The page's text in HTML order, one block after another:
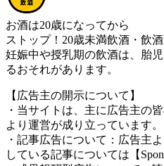
お酒は20歳になってから
ストップ！20歳未満飲酒・飲酒
妊娠中や授乳期の飲酒は、胎
るおそれがあります。
【広告主の開示について】
・当サイトは、主に広告主の
より運営が成り立っています。
・記事広告について：広告主
している記事については【